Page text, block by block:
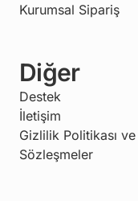
Kurumsal Sipariş
Diğer
Destek
İletişim
Gizlilik Politikası
Sözleşmeler